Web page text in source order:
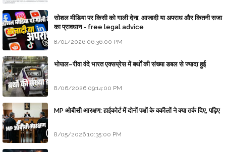
सोशल मीडिया पर किसी को गाली देना, आजादी या अपराध और कितनी सजा
का प्रावधान - free legal advice
8/01/2026 06:36:00 PM
भोपाल–रीवा वंदे भारत एक्सप्रेस में बर्थों की संख्या डबल से ज्यादा हुई
8/06/2026 09:14:00 PM
MP ओबीसी आरक्षण: हाईकोर्ट में दोनों पक्षों के वकीलों ने क्या तर्क दिए, पढ़िए
8/05/2026 10:35:00 PM